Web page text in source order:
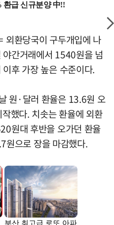
외환당국이 구두개입에 나
간거래에서 1540원을 넘
후 가장 높은 수준이다.
원·달러 환율은 13.6원 오
했다. 치솟는 환율에 외환
원대 후반을 오가던 환율
으로 장을 마감했다.